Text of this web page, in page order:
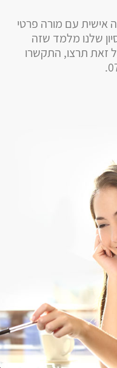
אישית עם מורה פרטי
שלנו מלמד שזה
זאת תרצו, התקשרו